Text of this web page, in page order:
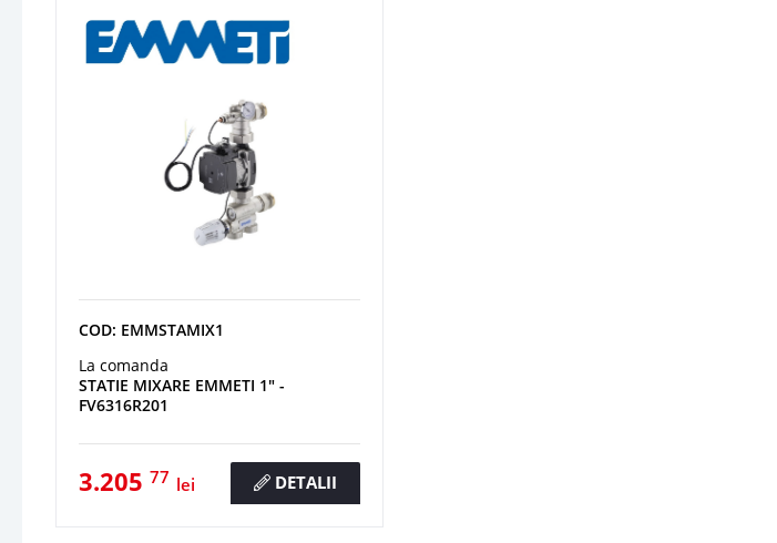
COD: EMMSTAMIX1
La comanda
STATIE MIXARE EMMETI 1" -
FV6316R201
3.205 77 lei DETALII